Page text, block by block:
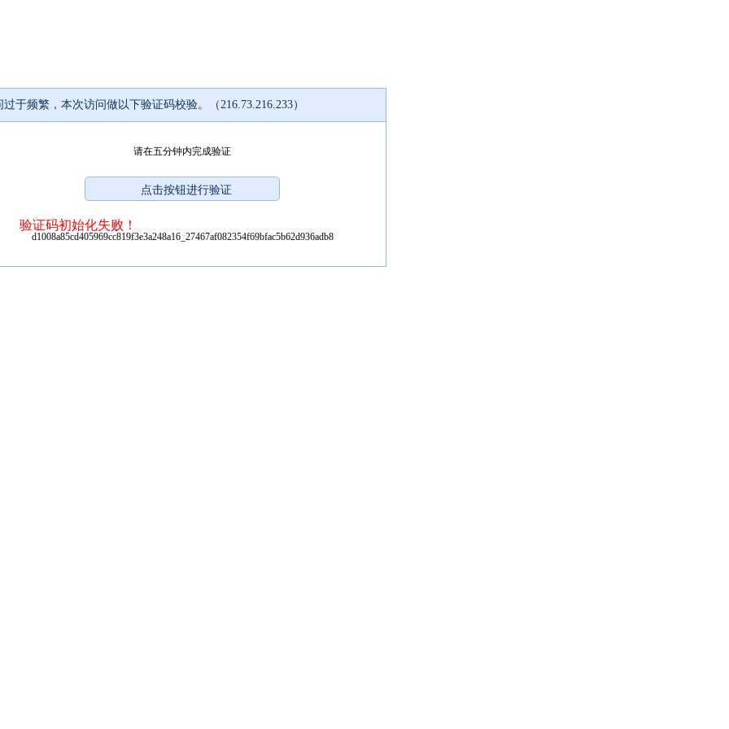
过于频繁，本次访问做以下验证码校验。（216.73.216.233）
请在五分钟内完成验证
验证码初始化失败！
d1008a85cd405969cc819f3e3a248a16_27467af082354f69bfac5b62d936adb8